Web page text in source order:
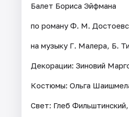
Балет Бориса Эйфмана
по роману Ф. М.
на музыку Г. Малера, Б.
Декорации: Зиновий
Костюмы: Ольга
Свет: Глеб